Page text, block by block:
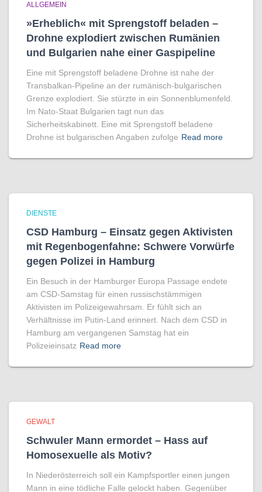
ALLGEMEIN
»Erheblich« mit Sprengstoff beladen –
Drohne explodiert zwischen Rumänien
und Bulgarien nahe einer Gaspipeline
Eine mit Sprengstoff beladene Drohne ist nahe der
Transbalkan-Pipeline an der rumänisch-bulgarischen
Grenze explodiert. Sie stürzte in ein Sonnenblumenfeld.
Im Nato-Staat Bulgarien tagt nun das
Sicherheitskabinett. Eine mit Sprengstoff beladene
Drohne ist bulgarischen Angaben zufolge Read more
DIENSTE
CSD Hamburg – Einsatz gegen Aktivisten
mit Regenbogen­fahne: Schwere Vorwürfe
gegen Polizei in Hamburg
Ein Besuch in der Hamburger Europa Passage endete
am CSD-Samstag für einen russischstämmigen
Aktivisten im Polizeigewahrsam. Er fühlt sich an
Verhältnisse im Putin-Land erinnert. Nach dem CSD in
Hamburg am vergangenen Samstag hat ein
Polizeieinsatz Read more
GEWALT
Schwuler Mann ermordet – Hass auf
Homo­sexuelle als Motiv?
In Niederösterreich soll ein Kampfsportler einen jungen
Mann in eine tödliche Falle gelockt haben. Gegenüber